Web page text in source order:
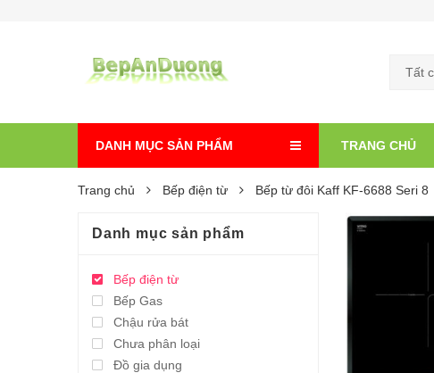
Tất
DANH MỤC SẢN PHẨM TRANG CHỦ
Trang chủ Bếp điện từ Bếp từ đôi Kaff KF-6688 Seri 8
Danh mục sản phẩm
Bếp điện từ
Bếp Gas
Chậu rửa bát
Chưa phân loại
Đồ gia dụng